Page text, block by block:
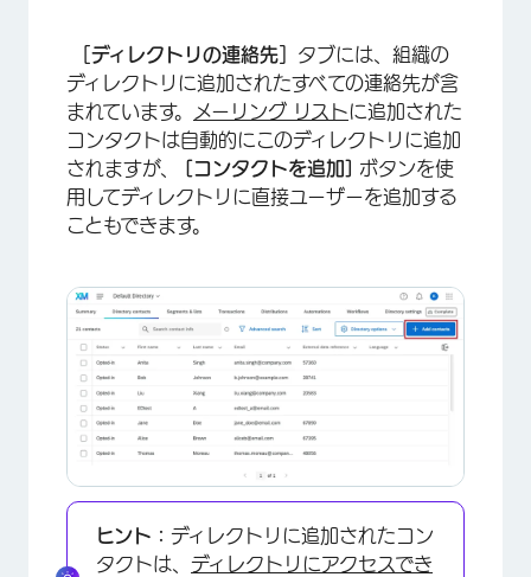
ディレクトリコンタクトのファイルをアップロー
ド
コンタクトファイルのインポートに関するトラブ
ルシューティング
ディレクトリーの連絡先を手動で入力する
他のプラットフォームから連絡先を自動的に取得
する
FAQs
［ディレクトリの連絡先］ タブには、組織の
ディレクトリに追加されたすべての連絡先が含
まれています。
メーリング リストに追加された
コンタクトは自動的にこのディレクトリに追加
されますが、
[コンタクトを追加]
ボタンを使
用してディレクトリに直接ユーザーを追加する
こともできます。
ヒント： ディレクトリに追加されたコン
タクトは、 ディレクトリにアクセスでき